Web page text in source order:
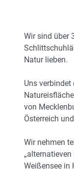
Wir sind über
Natur lieben.
Uns
von
Österreich
Wir nehmen
Weißensee in